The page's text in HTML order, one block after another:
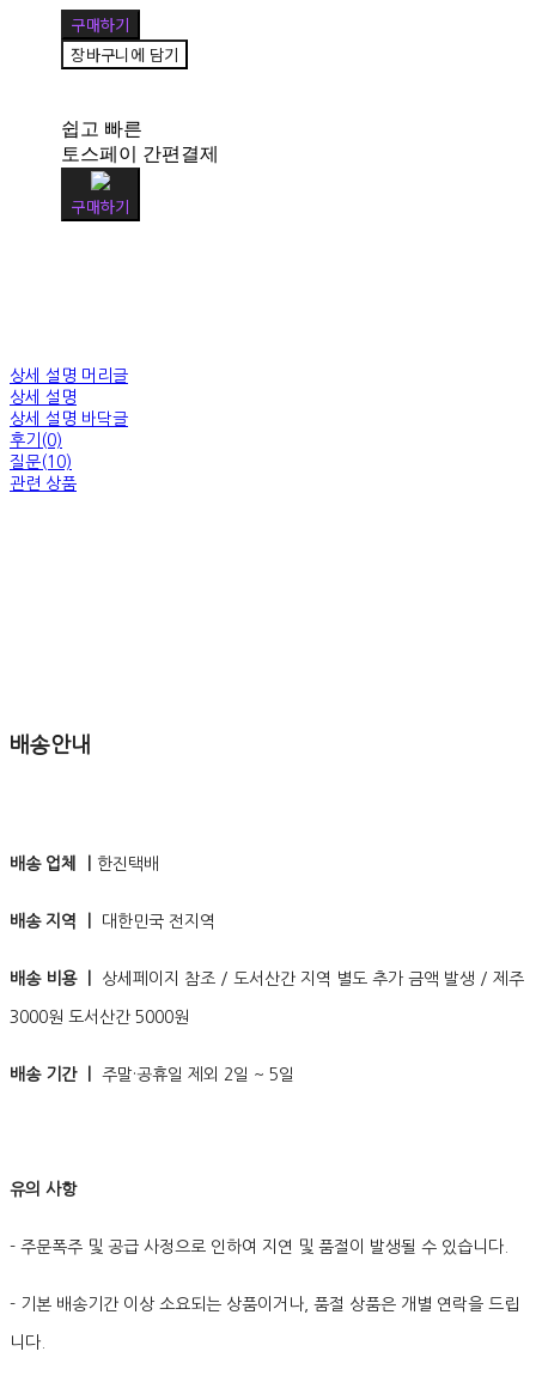
구매하기
장바구니에 담기
쉽고 빠른
토스페이 간편결제
구매하기
상세 설명 머리글
상세 설명
상세 설명 바닥글
후기(0)
질문(10)
관련 상품
배송안내
배송 업체 ㅣ 한진택배
배송 지역 ㅣ 대한민국 전지역
배송 비용 ㅣ 상세페이지 참조 / 도서산간 지역 별도 추가 금액 발생 / 제주
3000원 도서산간 5000원
배송 기간 ㅣ 주말·공휴일 제외 2일 ~ 5일
유의 사항
- 주문폭주 및 공급 사정으로 인하여 지연 및 품절이 발생될 수 있습니다.
- 기본 배송기간 이상 소요되는 상품이거나, 품절 상품은 개별 연락을 드립
니다.